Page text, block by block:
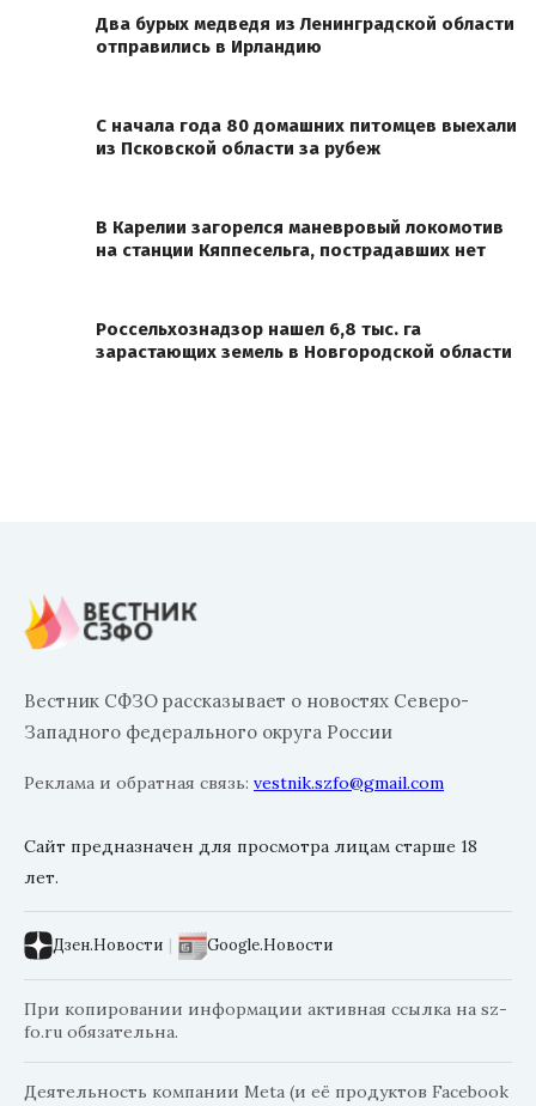
Два бурых медведя из Ленинградской области
отправились в Ирландию
С начала года 80 домашних питомцев выехали
из Псковской области за рубеж
В Карелии загорелся маневровый локомотив
на станции Кяппесельга, пострадавших нет
Россельхознадзор нашел 6,8 тыс. га
зарастающих земель в Новгородской области
Вестник СФЗО рассказывает о новостях Северо-
Западного федерального округа России
Реклама и обратная связь: vestnik.szfo@gmail.com
Сайт предназначен для просмотра лицам старше 18
лет.
Дзен.Новости | Google.Новости
При копировании информации активная ссылка на sz-
fo.ru обязательна.
Деятельность компании Meta (и её продуктов Facebook